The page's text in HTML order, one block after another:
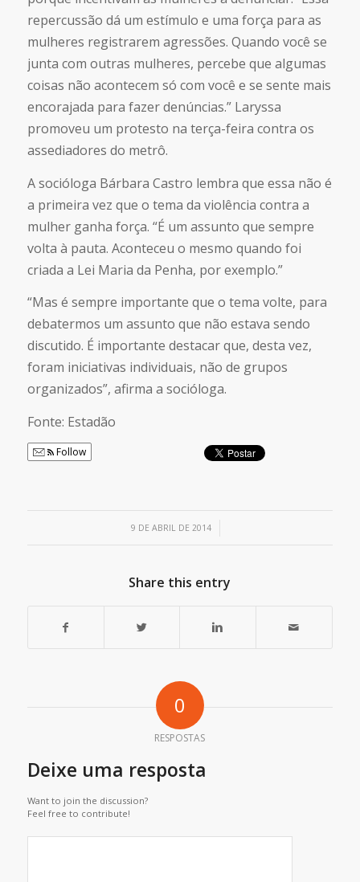
repercussão dá um estímulo e uma força para as
mulheres registrarem agressões. Quando você se
junta com outras mulheres, percebe que algumas
coisas não acontecem só com você e se sente mais
encorajada para fazer denúncias.” Laryssa
promoveu um protesto na terça-feira contra os
assediadores do metrô.
A socióloga Bárbara Castro lembra que essa não é
a primeira vez que o tema da violência contra a
mulher ganha força. “É um assunto que sempre
volta à pauta. Aconteceu o mesmo quando foi
criada a Lei Maria da Penha, por exemplo.”
“Mas é sempre importante que o tema volte, para
debatermos um assunto que não estava sendo
discutido. É importante destacar que, desta vez,
foram iniciativas individuais, não de grupos
organizados”, afirma a socióloga.
Fonte: Estadão
Follow
9 DE ABRIL DE 2014
/
Share this entry
0
RESPOSTAS
Deixe uma resposta
Want to join the discussion?
Feel free to contribute!